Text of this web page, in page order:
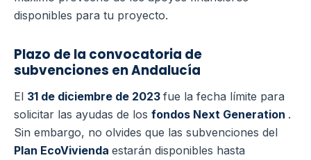
disponibles para tu proyecto.
Plazo de la convocatoria de
subvenciones en Andalucía
El 31 de diciembre de 2023 fue la fecha límite para
solicitar las ayudas de los fondos Next Generation .
Sin embargo, no olvides que las subvenciones del
Plan EcoVivienda estarán disponibles hasta